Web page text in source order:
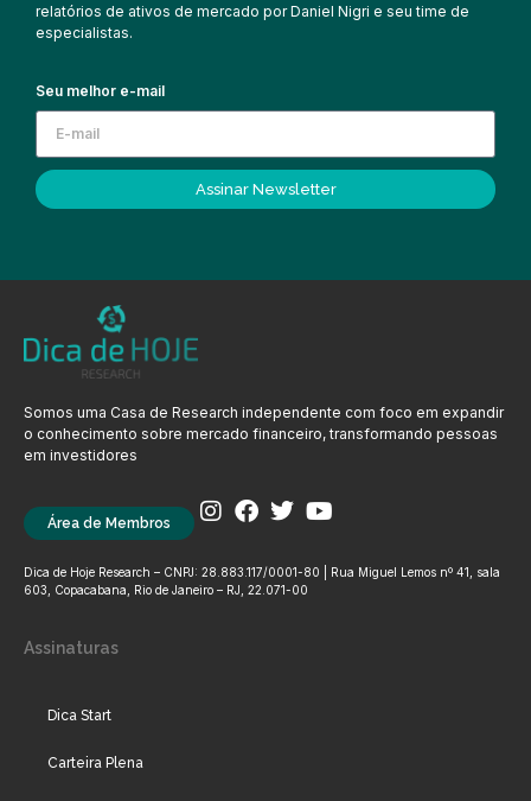
relatórios de ativos de mercado por Daniel Nigri e seu time de
especialistas.
Seu melhor e-mail
Assinar Newsletter
Somos uma Casa de Research independente com foco em expandir
o conhecimento sobre mercado financeiro, transformando pessoas
em investidores
Área de Membros
Dica de Hoje Research – CNPJ: 28.883.117/0001-80 | Rua Miguel Lemos nº 41, sala
603, Copacabana, Rio de Janeiro – RJ, 22.071-00
Assinaturas
Dica Start
Carteira Plena